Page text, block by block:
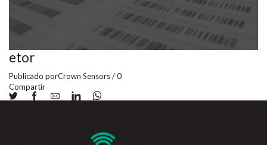
etor
Publicado porCrown Sensors/0
Compartir